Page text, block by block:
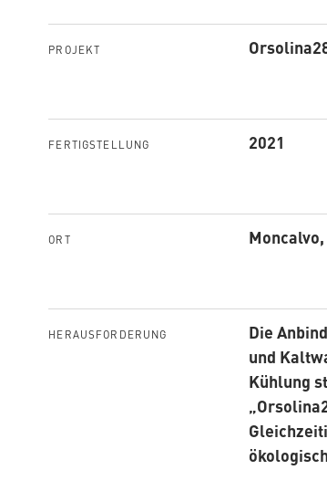
PROJEKT
FERTIGSTELLUNG 2021
ORT
HERAUSFORDERUNG
Die
und
Kühlung